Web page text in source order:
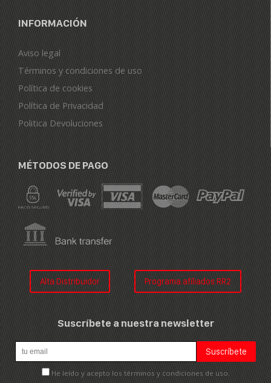
INFORMACIÓN
Aviso legal
Términos y condiciones de uso
Política de cookies
Política de Privacidad
Politica Devoluciones
MÉTODOS DE PAGO
Alta Distribuidor Programa afiliados RR2
Suscríbete a nuestra newsletter
He leído y acepto los términos y condiciones de uso.